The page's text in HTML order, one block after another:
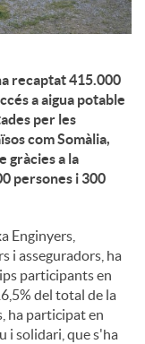
recaptat 415.000
a aigua potable
per les
com Somàlia,
gràcies a la
persones i 300
Enginyers,
i asseguradors, ha
participants en
del total de la
ha participat en
i solidari, que s'ha